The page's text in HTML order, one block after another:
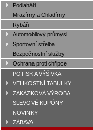
Podlaháři
Mrazírny a Chladírny
Rybáři
Automobilový průmysl
Sportovní střelba
Bezpečnostní služby
Ochrana proti chřipce
POTISK A VÝŠIVKA
VELIKOSTNÍ TABULKY
ZAKÁZKOVÁ VÝROBA
SLEVOVÉ KUPÓNY
NOVINKY
ZÁBAVA